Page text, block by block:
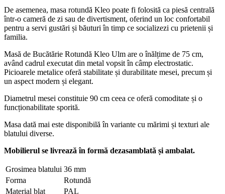
De asemenea, masa rotundă Kleo poate fi folosită ca piesă centrală
într-o cameră de zi sau de divertisment, oferind un loc confortabil
pentru a servi gustări și băuturi în timp ce socializezi cu prietenii și
familia.
Masă de Bucătărie Rotundă Kleo Ulm are o înălțime de 75 cm,
având cadrul executat din metal vopsit în câmp electrostatic.
Picioarele metalice oferă stabilitate și durabilitate mesei, precum și
un aspect modern și elegant.
Diametrul mesei constituie 90 cm ceea ce oferă comoditate și o
funcționabilitate sporită.
Masa dată mai este disponibilă în variante cu mărimi și texturi ale
blatului diverse.
​Mobilierul se livrează în formă dezasamblată și ambalat.
Grosimea blatului 36 mm
Forma
Rotundă
Material blat
PAL